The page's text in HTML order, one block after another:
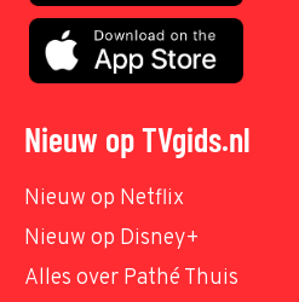
Nieuw op TVgids.nl
Nieuw op Netflix
Nieuw op Disney+
Alles over Pathé Thuis